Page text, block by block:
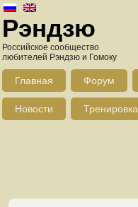
Рэндзю
Российское сообщество
любителей Рэндзю и Гомоку
Главная Форум
Новости Тренировка